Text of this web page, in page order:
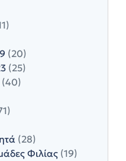
(20)
(25)
(40)
(28)
Φιλίας (19)